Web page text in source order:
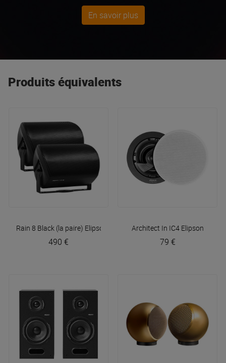
enceintes Trio6 ST6, Solo6 ST6, ou encore le casque
Listen Pro, qui s’adressent aux audiophiles et aux
Alpha 65 Evo (la pièce)
En savoir plus
Produits équivalents
Rain 8 Black (la paire) Elipson
490 €
Architect In IC4 Elipson
79 €